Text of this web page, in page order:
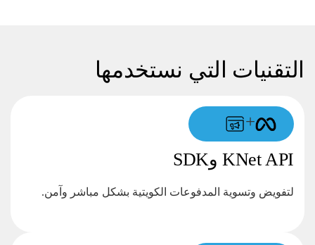
التقنيات التي نستخدمها
+
KNet API وSDK
لتفويض وتسوية المدفوعات الكويتية بشكل مباشر وآمن.